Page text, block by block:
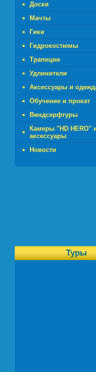
Доски
Мачты
Гики
Гидрокостюмы
Трапеции
Удлинители
Аксессуары и
Обучение и прокат
Виндсерфтуры
Камеры "HD HERO"
аксессуары
Новости
Туры